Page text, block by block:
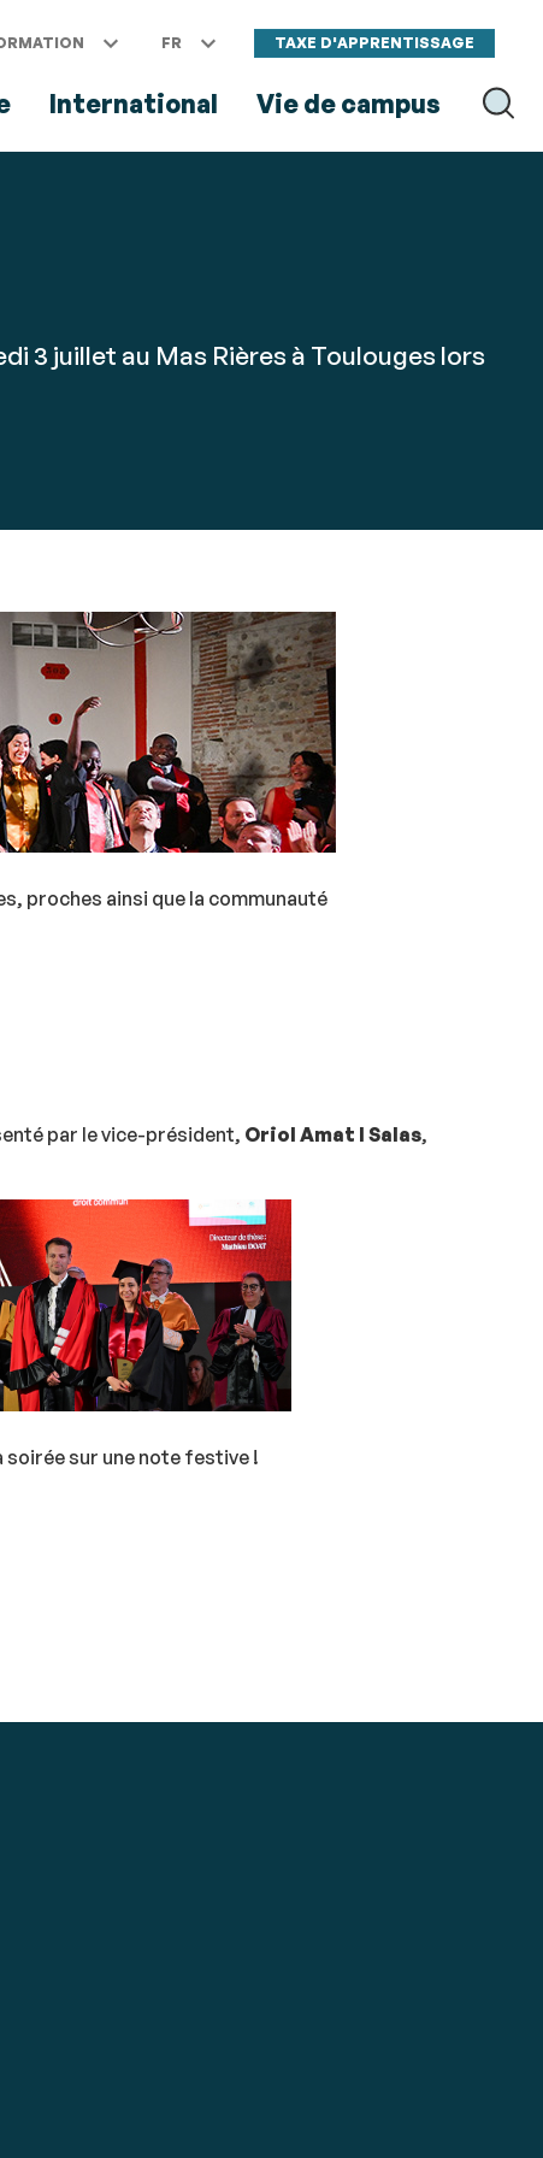
FR TAXE D'APPRENTISSAGE
International Vie de campus
3 juillet au Mas Rières à Toulouges lors
proches ainsi que la communauté
par le vice-président, Oriol Amat I Salas,
sur une note festive !